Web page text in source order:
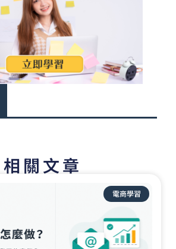
相關文章
電商學習